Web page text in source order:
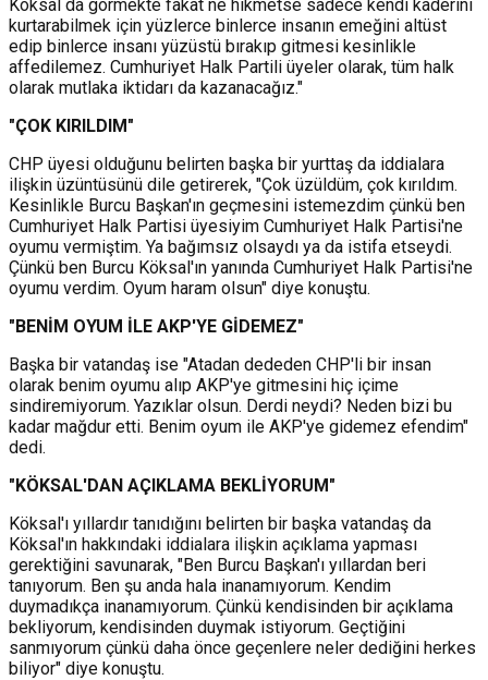
Köksal da görmekte fakat ne hikmetse sadece kendi kaderini
kurtarabilmek için yüzlerce binlerce insanın emeğini altüst
edip binlerce insanı yüzüstü bırakıp gitmesi kesinlikle
affedilemez. Cumhuriyet Halk Partili üyeler olarak, tüm halk
olarak mutlaka iktidarı da kazanacağız."
"ÇOK KIRILDIM"
CHP üyesi olduğunu belirten başka bir yurttaş da iddialara
ilişkin üzüntüsünü dile getirerek, "Çok üzüldüm, çok kırıldım.
Kesinlikle Burcu Başkan'ın geçmesini istemezdim çünkü ben
Cumhuriyet Halk Partisi üyesiyim Cumhuriyet Halk Partisi'ne
oyumu vermiştim. Ya bağımsız olsaydı ya da istifa etseydi.
Çünkü ben Burcu Köksal'ın yanında Cumhuriyet Halk Partisi'ne
oyumu verdim. Oyum haram olsun" diye konuştu.
"BENİM OYUM İLE AKP'YE GİDEMEZ"
Başka bir vatandaş ise "Atadan dededen CHP'li bir insan
olarak benim oyumu alıp AKP'ye gitmesini hiç içime
sindiremiyorum. Yazıklar olsun. Derdi neydi? Neden bizi bu
kadar mağdur etti. Benim oyum ile AKP'ye gidemez efendim"
dedi.
"KÖKSAL'DAN AÇIKLAMA BEKLİYORUM"
Köksal'ı yıllardır tanıdığını belirten bir başka vatandaş da
Köksal'ın hakkındaki iddialara ilişkin açıklama yapması
gerektiğini savunarak, "Ben Burcu Başkan'ı yıllardan beri
tanıyorum. Ben şu anda hala inanamıyorum. Kendim
duymadıkça inanamıyorum. Çünkü kendisinden bir açıklama
bekliyorum, kendisinden duymak istiyorum. Geçtiğini
sanmıyorum çünkü daha önce geçenlere neler dediğini herkes
biliyor" diye konuştu.